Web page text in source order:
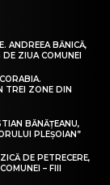
ANDREEA BĂNICĂ,
ZIUA COMUNEI
TREI ZONE DIN
BĂNĂȚEANU,
PLEȘOIAN”
DE PETRECERE,
– FIII